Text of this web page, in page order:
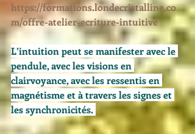
https://formations.londecristalline.co
m/offre-atelier-ecriture-intuitive
L’intuition peut se manifester avec le
pendule, avec les visions en
clairvoyance, avec les ressentis en
magnétisme et à travers les signes et
les synchronicités.